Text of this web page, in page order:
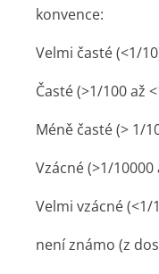
konvence:
Velmi časté (<1/
Časté (>1/100 až
Méně časté (> 1/
Vzácné (>1/10000
Velmi vzácné (<1/
není známo (z